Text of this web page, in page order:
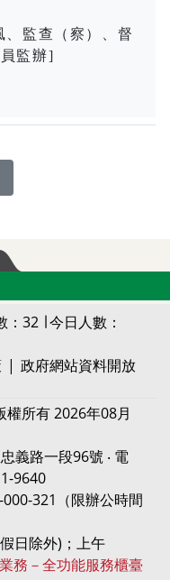
監查（察）、督
監辦]
32 ∣ 今日人數：
| 政府網站資料開放
所有 2026年08月
義路一段96號 ‧ 電
9640
321（限辦公時間
日除外)；上午
務－全功能服務櫃臺